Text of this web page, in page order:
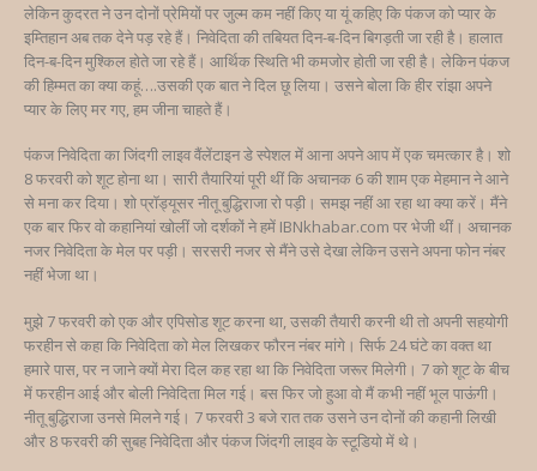
लेकिन कुदरत ने उन दोनों प्रेमियों पर जुल्म कम नहीं किए या यूं कहिए कि पंकज को प्यार के
इम्तिहान अब तक देने पड़ रहे हैं। निवेदिता की तबियत दिन-ब-दिन बिगड़ती जा रही है। हालात
दिन-ब-दिन मुश्किल होते जा रहे हैं। आर्थिक स्थिति भी कमजोर होती जा रही है। लेकिन पंकज
की हिम्मत का क्या कहूं….उसकी एक बात ने दिल छू लिया। उसने बोला कि हीर रांझा अपने
प्यार के लिए मर गए, हम जीना चाहते हैं।
पंकज निवेदिता का जिंदगी लाइव वैंलेंटाइन डे स्पेशल में आना अपने आप में एक चमत्कार है। शो
8 फरवरी को शूट होना था। सारी तैयारियां पूरी थीं कि अचानक 6 की शाम एक मेहमान ने आने
से मना कर दिया। शो प्रॉड्यूसर नीतू बुद्धिराजा रो पड़ी। समझ नहीं आ रहा था क्या करें। मैंने
एक बार फिर वो कहानियां खोलीं जो दर्शकों ने हमें IBNkhabar.com पर भेजी थीं। अचानक
नजर निवेदिता के मेल पर पड़ी। सरसरी नजर से मैंने उसे देखा लेकिन उसने अपना फोन नंबर
नहीं भेजा था।
मुझे 7 फरवरी को एक और एपिसोड शूट करना था, उसकी तैयारी करनी थी तो अपनी सहयोगी
फरहीन से कहा कि निवेदिता को मेल लिखकर फौरन नंबर मांगे। सिर्फ 24 घंटे का वक्त था
हमारे पास, पर न जाने क्यों मेरा दिल कह रहा था कि निवेदिता जरूर मिलेगी। 7 को शूट के बीच
में फरहीन आई और बोली निवेदिता मिल गई। बस फिर जो हुआ वो मैं कभी नहीं भूल पाऊंगी।
नीतू बुद्धिराजा उनसे मिलने गई। 7 फरवरी 3 बजे रात तक उसने उन दोनों की कहानी लिखी
और 8 फरवरी की सुबह निवेदिता और पंकज जिंदगी लाइव के स्टूडियो में थे।